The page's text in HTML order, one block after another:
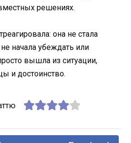
решениях.
она не стала
начала убеждать или
вышла из ситуации,
и достоинство.